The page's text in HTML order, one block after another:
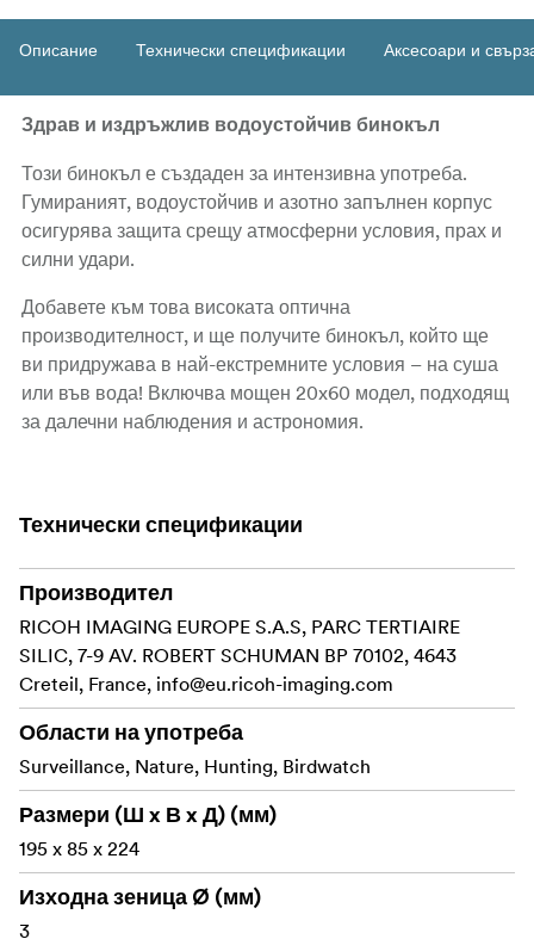
Описание Технически спецификации Аксесоари и
Здрав и издръжлив водоустойчив бинокъл
Този бинокъл е създаден за интензивна употреба.
Гумираният, водоустойчив и азотно запълнен корпус
осигурява защита срещу атмосферни условия, прах и
силни удари.
Добавете към това високата оптична
производителност, и ще получите бинокъл, който ще
ви придружава в най-екстремните условия – на суша
или във вода! Включва мощен 20x60 модел, подходящ
за далечни наблюдения и астрономия.
Фазова корекция
Защитно покритие на лещите
Водоустойчив
Азотно запълнен
Уникално хидрофобно покритие
Асферични оптични елементи
Конструкция от магнезиева сплав
Технически спецификации
Производител
RICOH IMAGING EUROPE S.A.S, PARC TERTIAIRE
SILIC, 7-9 AV. ROBERT SCHUMAN BP 70102, 4643
Creteil, France, info@eu.ricoh-imaging.com
Области на употреба
Surveillance, Nature, Hunting, Birdwatch
Размери (Ш x В x Д) (мм)
195 x 85 x 224
Изходна зеница Ø (мм)
3